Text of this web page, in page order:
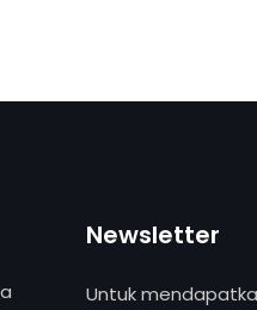
Newsletter
Untuk